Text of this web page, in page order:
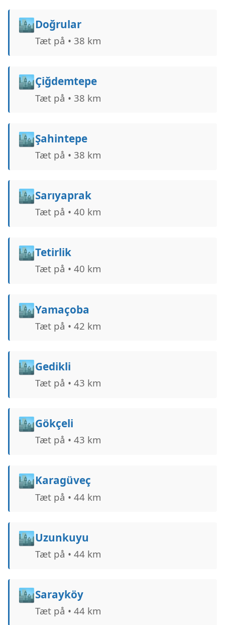
🏙️Doğrular
Tæt på • 38 km
🏙️Çiğdemtepe
Tæt på • 38 km
🏙️Şahintepe
Tæt på • 38 km
🏙️Sarıyaprak
Tæt på • 40 km
🏙️Tetirlik
Tæt på • 40 km
🏙️Yamaçoba
Tæt på • 42 km
🏙️Gedikli
Tæt på • 43 km
🏙️Gökçeli
Tæt på • 43 km
🏙️Karagüveç
Tæt på • 44 km
🏙️Uzunkuyu
Tæt på • 44 km
🏙️Sarayköy
Tæt på • 44 km